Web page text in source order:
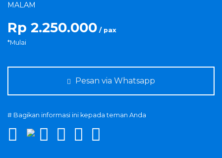
MALAM
Rp 2.250.000 / pax
*Mulai
Pesan via Whatsapp
# Bagikan informasi ini kepada teman Anda